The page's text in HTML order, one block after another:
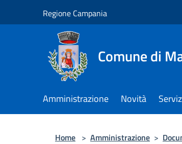
Regione Campania
Comune di
Amministrazione Novità
Home > Amministrazione >